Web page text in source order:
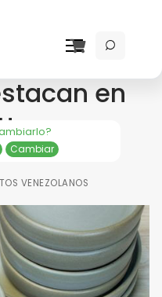
Cambiar
en
VENEZOLANOS